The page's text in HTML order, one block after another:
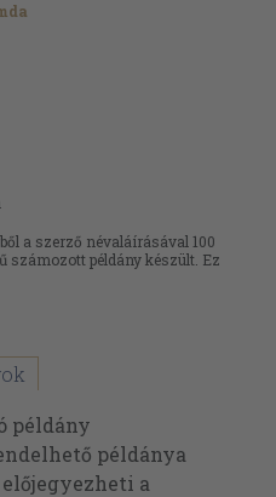
a szerző névaláírásával 100
számozott példány készült. Ez
példány
példánya
a